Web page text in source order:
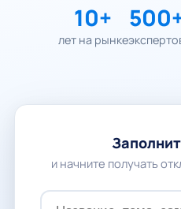
10+
лет на рынке
и начните получать